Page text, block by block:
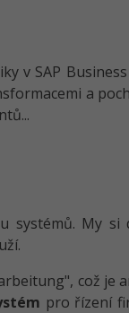
v SAP
a
systémů. My si
což je
pro řízení